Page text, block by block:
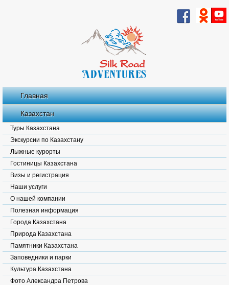
Главная
Казахстан
Туры Казахстана
Экскурсии по Казахстану
Лыжные курорты
Гостиницы Казахстана
Визы и регистрация
Наши услуги
О нашей компании
Полезная информация
Города Казахстана
Природа Казахстана
Памятники Казахстана
Заповедники и парки
Культура Казахстана
Фото Александра Петрова